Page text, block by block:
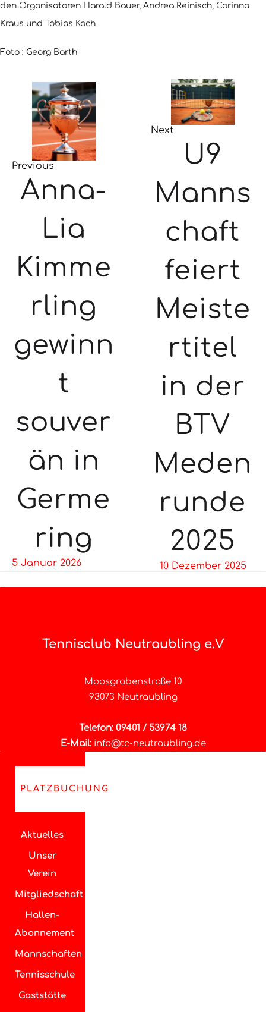
den Organisatoren Harald Bauer, Andrea Reinisch, Corinna
Kraus und Tobias Koch
Foto : Georg Barth
Previous
Anna-
Lia
Kimme
rling
gewinn
t
souver
än in
Germe
ring
5 Januar 2026
Next
U9
Manns
chaft
feiert
Meiste
rtitel
in der
BTV
Meden
runde
2025
10 Dezember 2025
Tennisclub Neutraubling e.V
Moosgrabenstraße 10
93073 Neutraubling
Telefon: 09401 / 53974 18
E-Mail: info@tc-neutraubling.de
PLATZBUCHUNG
Aktuelles
Unser
Verein
Mitgliedschaft
Hallen-
Abonnement
Mannschaften
Tennisschule
Gaststätte